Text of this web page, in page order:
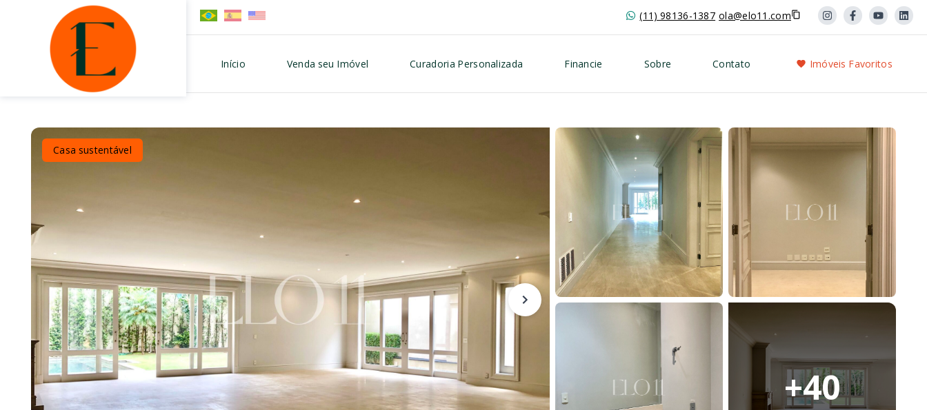
(11) 98136-1387 ola@elo11.com
Início Venda seu Imóvel Curadoria Personalizada Financie Sobre Contato Imóveis Favoritos
Casa sustentável
+40